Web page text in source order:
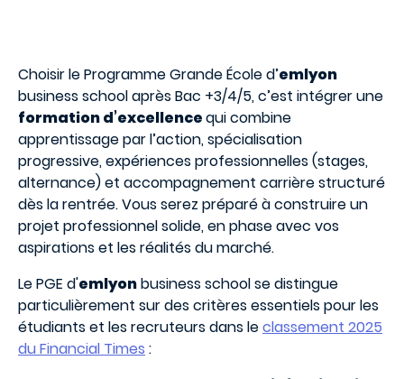
Choisir le Programme Grande École d’emlyon
business school après Bac +3/4/5, c’est intégrer une
formation d’excellencequi combine
apprentissage par l’action, spécialisation
progressive, expériences professionnelles (stages,
alternance) et accompagnement carrière structuré
dès la rentrée. Vous serez préparé à construire un
projet professionnel solide, en phase avec vos
aspirations et les réalités du marché.
Le PGE d'emlyonbusiness school se distingue
particulièrement sur des critères essentiels pour les
étudiants et les recruteurs dans leclassement 2025
du Financial Times :